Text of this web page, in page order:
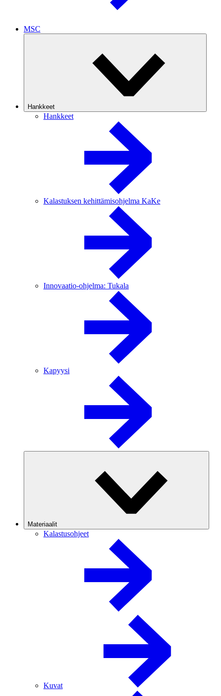
MSC
Hankkeet
Hankkeet
Kalastuksen kehittämisohjelma KaKe
Innovaatio-ohjelma: Tukala
Kapyysi
Materiaalit
Kalastusohjeet
Kuvat